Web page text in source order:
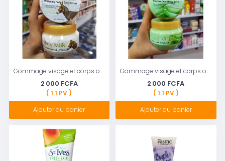
Gommage visage et corps one-on Au Lait d'ânesse
2 000 FCFA
( 1.1 PV )
Ajouter au panier
Gommage visage et corps one-on Aloevera
2 000 FCFA
( 1.1 PV )
Ajouter au panier